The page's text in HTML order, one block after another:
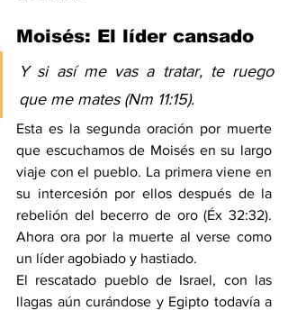
Moisés: El líder cansado
Y si así me vas a tratar, te ruego
que me mates (Nm 11:15).
Esta es la segunda oración por muerte
que escuchamos de Moisés en su largo
viaje con el pueblo. La primera viene en
su intercesión por ellos después de la
rebelión del becerro de oro (Éx 32:32).
Ahora ora por la muerte al verse como
un líder agobiado y hastiado.
El rescatado pueblo de Israel, con las
llagas aún curándose y Egipto todavía a